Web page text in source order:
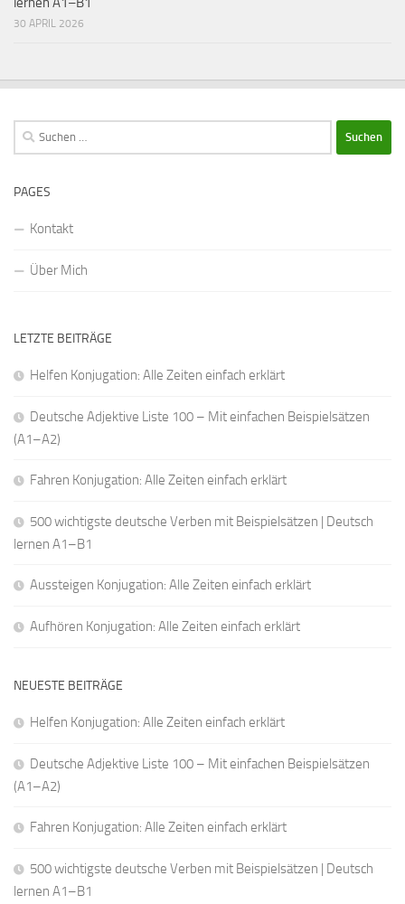
30 APRIL 2026
Suchen
nach:
PAGES
Kontakt
Über Mich
LETZTE BEITRÄGE
Helfen Konjugation: Alle Zeiten einfach erklärt
Deutsche Adjektive Liste 100 – Mit einfachen Beispielsätzen
(A1–A2)
Fahren Konjugation: Alle Zeiten einfach erklärt
500 wichtigste deutsche Verben mit Beispielsätzen | Deutsch
lernen A1–B1
Aussteigen Konjugation: Alle Zeiten einfach erklärt
Aufhören Konjugation: Alle Zeiten einfach erklärt
NEUESTE BEITRÄGE
Helfen Konjugation: Alle Zeiten einfach erklärt
Deutsche Adjektive Liste 100 – Mit einfachen Beispielsätzen
(A1–A2)
Fahren Konjugation: Alle Zeiten einfach erklärt
500 wichtigste deutsche Verben mit Beispielsätzen | Deutsch
lernen A1–B1